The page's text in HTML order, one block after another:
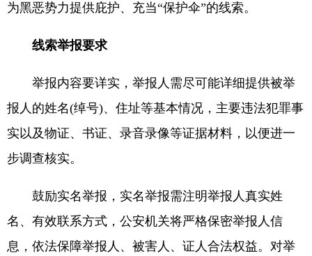
为黑恶势力提供庇护、充当“保护伞”的线索。
线索举报要求
举报内容要详实，举报人需尽可能详细提供被举
报人的姓名(绰号)、住址等基本情况，主要违法犯罪事
实以及物证、书证、录音录像等证据材料，以便进一
步调查核实。
鼓励实名举报，实名举报需注明举报人真实姓
名、有效联系方式，公安机关将严格保密举报人信
息，依法保障举报人、被害人、证人合法权益。对举